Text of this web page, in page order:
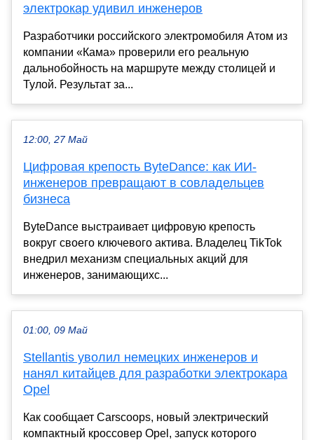
электрокар удивил инженеров
Разработчики российского электромобиля Атом из
компании «Кама» проверили его реальную
дальнобойность на маршруте между столицей и
Тулой. Результат за...
12:00, 27 Май
Цифровая крепость ByteDance: как ИИ-
инженеров превращают в совладельцев
бизнеса
ByteDance выстраивает цифровую крепость
вокруг своего ключевого актива. Владелец TikTok
внедрил механизм специальных акций для
инженеров, занимающихс...
01:00, 09 Май
Stellantis уволил немецких инженеров и
нанял китайцев для разработки электрокара
Opel
Как сообщает Carscoops, новый электрический
компактный кроссовер Opel, запуск которого